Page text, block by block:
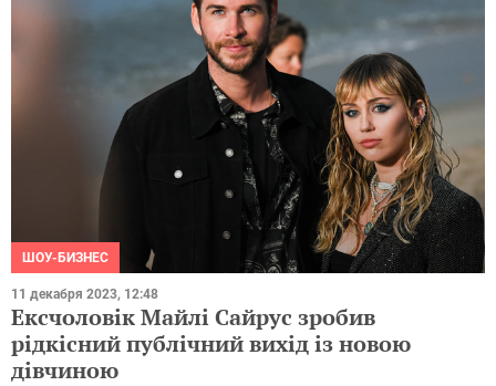
ШОУ-БИЗНЕС
11 декабря 2023, 12:48
Ексчоловік Майлі Сайрус зробив
рідкісний публічний вихід із новою
дівчиною